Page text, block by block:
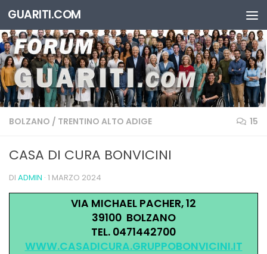
Salta al contenuto
GUARITI.COM
BOLZANO / TRENTINO ALTO ADIGE 15
CASA DI CURA BONVICINI
DI ADMIN · 1 MARZO 2024
VIA MICHAEL PACHER, 12
39100 BOLZANO
TEL. 0471442700
WWW.CASADICURA.GRUPPOBONVICINI.IT